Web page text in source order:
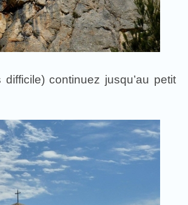
difficile) continuez jusqu’au petit